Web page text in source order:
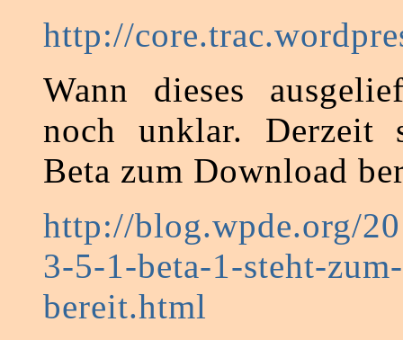
http://
Wann dieses
noch unklar. Derzeit
Beta zum Download
http://blog.wpde.org/
3-5-1-beta-1-steht-
bereit.html